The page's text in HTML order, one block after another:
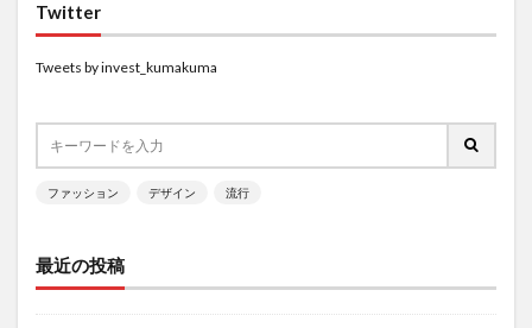
Twitter
Tweets by invest_kumakuma
ファッション デザイン 流行
最近の投稿